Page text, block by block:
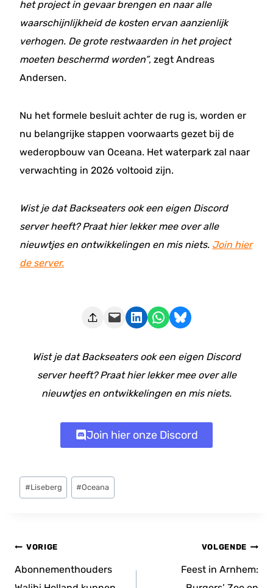
het project in gevaar brengen en naar alle
waarschijnlijkheid de kosten ervan aanzienlijk
verhogen. De grote restwaarden in het project
moeten beschermd worden”, zegt Andreas
Andersen.
Nu het formele besluit achter de rug is, worden er
nu belangrijke stappen voorwaarts gezet bij de
wederopbouw van Oceana. Het waterpark zal naar
verwachting in 2026 voltooid zijn.
Wist je dat Backseaters ook een eigen Discord
server heeft? Praat hier lekker mee over alle
nieuwtjes en ontwikkelingen en mis niets. Join hier
de server.
Deze pagina e-mailen Delen op LinkedIn Delen via WhatsApp Share on Bluesky
Wist je dat Backseaters ook een eigen Discord
server heeft? Praat hier lekker mee over alle
nieuwtjes en ontwikkelingen en mis niets.
Join hier onze Discord
Bericht
tags:
#Liseberg #Oceana
Bericht
navigatie
VORIGE
Abonnementhouders
VOLGENDE
Feest in Arnhem: